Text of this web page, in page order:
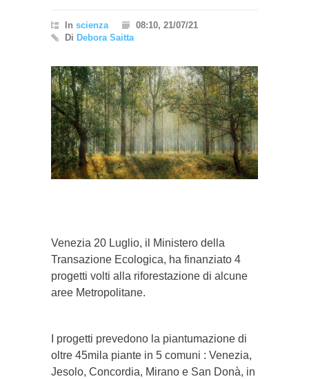
In scienza
08:10, 21/07/21
Di Debora Saitta
Venezia 20 Luglio, il Ministero della
Transazione Ecologica, ha finanziato 4
progetti volti alla riforestazione di alcune
aree Metropolitane.
I progetti prevedono la piantumazione di
oltre 45mila piante in 5 comuni : Venezia,
Jesolo, Concordia, Mirano e San Donà, in